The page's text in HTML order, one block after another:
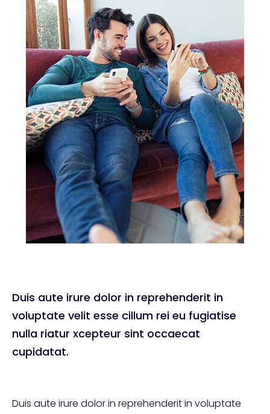
Duis aute irure dolor in reprehenderit in
voluptate velit esse cillum rei eu fugiatise
nulla riatur xcepteur sint occaecat
cupidatat.
Duis aute irure dolor in reprehenderit in voluptate